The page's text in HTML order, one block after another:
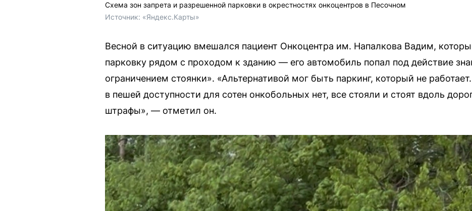
Схема зон запрета и разрешенной парковки в окрестностях онкоцентров в Песочном
Источник: «Яндекс.Карты»
Весной в ситуацию вмешался пациент Онкоцентра им. Напалкова Вадим,
парковку рядом с проходом к зданию — его автомобиль попал под действие
ограничением стоянки». «Альтернативой мог быть паркинг, который не
в пешей доступности для сотен онкобольных нет, все стояли и стоят вдоль
штрафы», — отметил он.